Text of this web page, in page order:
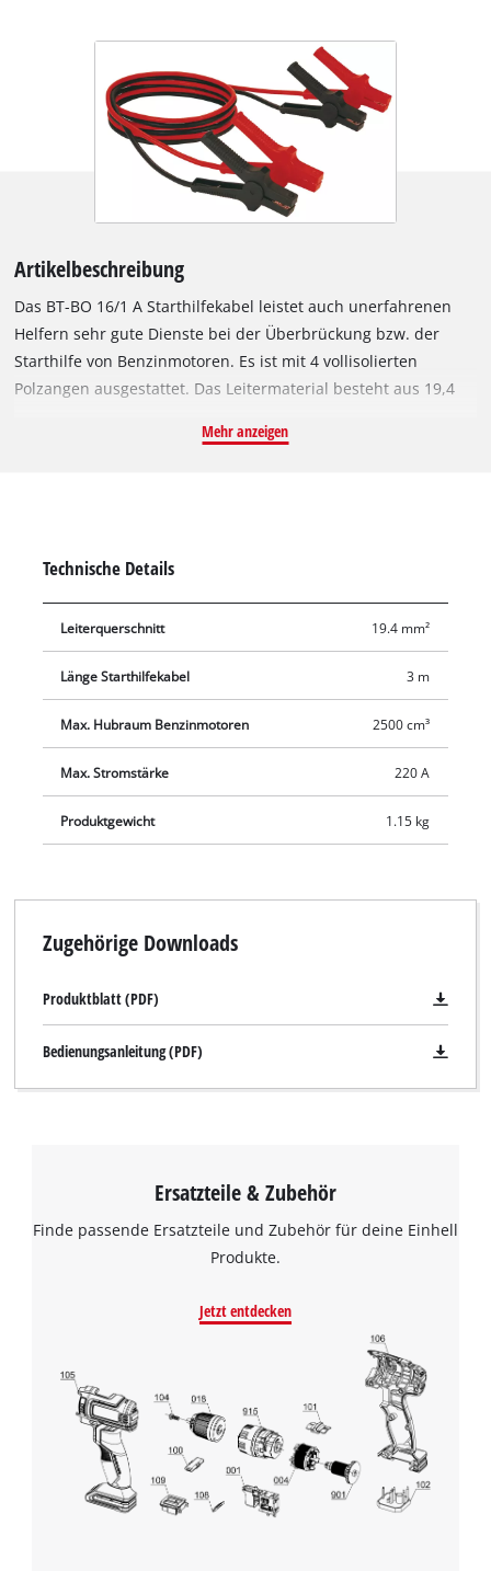
Artikelbeschreibung
Das BT-BO 16/1 A Starthilfekabel leistet auch unerfahrenen
Helfern sehr gute Dienste bei der Überbrückung bzw. der
Starthilfe von Benzinmotoren. Es ist mit 4 vollisolierten
Polzangen ausgestattet. Das Leitermaterial besteht aus 19,4
Tragetasche ist bereits im Lieferumfang des nach DIN 72553-
Mehr anzeigen
Technische Details
Leiterquerschnitt 19.4 mm²
Länge Starthilfekabel 3 m
Max. Hubraum Benzinmotoren 2500 cm³
Max. Stromstärke 220 A
Produktgewicht 1.15 kg
Zugehörige Downloads
Produktblatt (PDF)
Bedienungsanleitung (PDF)
Ersatzteile & Zubehör
Finde passende Ersatzteile und Zubehör für deine Einhell
Produkte.
Jetzt entdecken